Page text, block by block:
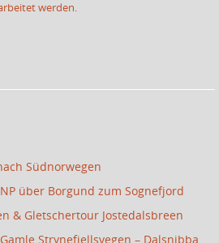
werden.
Südnorwegen
über Borgund zum Sognefjord
& Gletschertour Jostedalsbreen
Strynefjellsvegen – Dalsnibba